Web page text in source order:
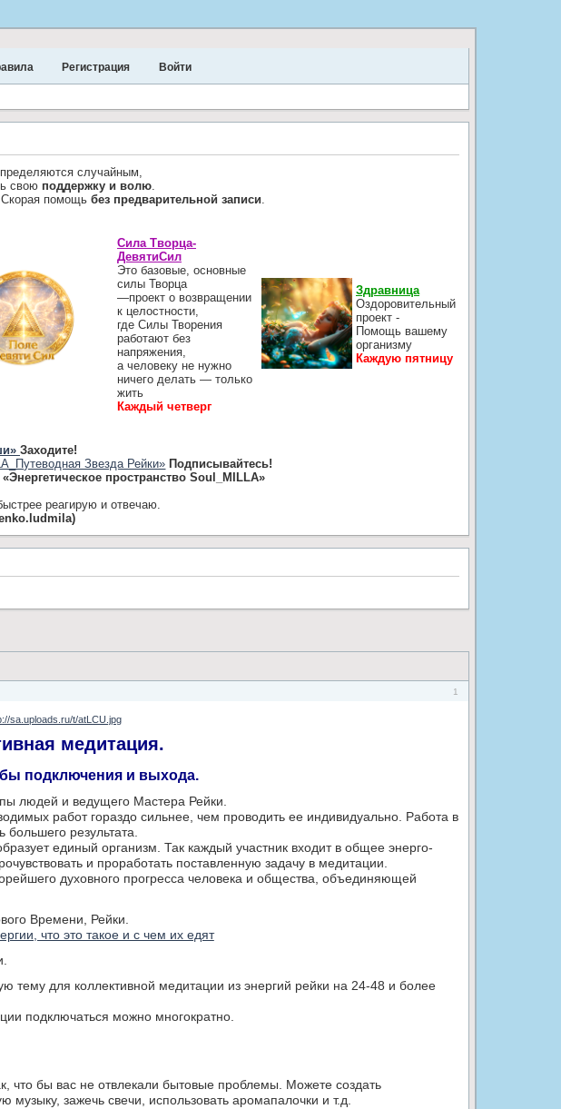
Регистрация Войти
случайным,
свою поддержку и волю
помощь без предварительной записи
Сила Творца-
ДевятиСил
Это базовые, основные
силы Творца
—проект о возвращении
к целостности,
где Силы Творения
работают без
напряжения,
а человеку не нужно
ничего делать — только
жить
Каждый четверг
Здравница
Оздоровительный
проект -
Помощь вашему
организму
Каждую пятницу
Заходите!
Звезда Рейки» Подписывайтесь!
«Энергетическое пространство Soul_MILLA»
реагирую и отвечаю.
1
медитация.
подключения и выхода.
людей и ведущего Мастера Рейки.
работ гораздо сильнее, чем проводить ее индивидуально. Работа в
результата.
единый организм. Так каждый участник входит в общее энерго-
и проработать поставленную задачу в медитации.
духовного прогресса человека и общества, объединяющей
Времени, Рейки.
что это такое и с чем их едят
тему для коллективной медитации из энергий рейки на 24-48 и более
подключаться можно многократно.
что бы вас не отвлекали бытовые проблемы. Можете создать
зажечь свечи, использовать аромапалочки и т.д.